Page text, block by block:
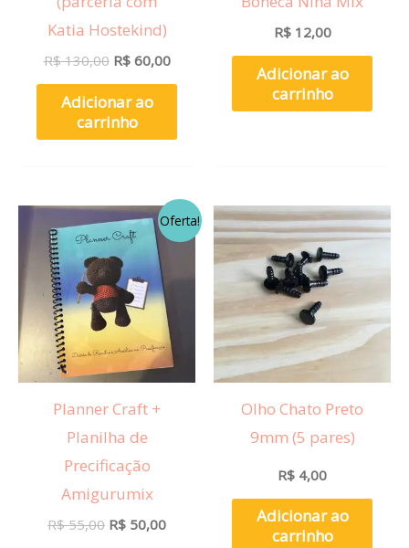
Katia Hostekind)
R$130,00 R$60,00
Adicionar ao
carrinho
R$12,00
Adicionar ao
carrinho
Oferta!
Planner Craft +
Planilha de
Precificação
Amigurumix
R$55,00
O
preço
original
era:
R$ 55,00.
R$ 50,00
O
preço
atual
R$ 50,00.
Olho Chato Preto
9mm (5 pares)
R$ 4,00
Adicionar ao
carrinho